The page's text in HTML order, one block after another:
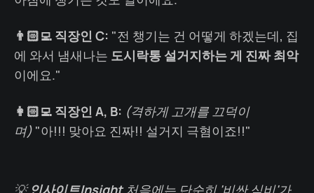
👨🏻‍💻 직장인 C: "전 챙기는 건 어떻게 하겠는데, 집
에 와서 냄새나는 도시락통 설거지하는 게 진짜 최악
이에요."
👩🏻‍💻 직장인 A, B: (격하게 고개를 끄덕이
며) "아!!! 맞아요 진짜!! 설거지 극혐이죠!!"
💡 인사이트Insight처음에는 단순히 '비싼 식비'가